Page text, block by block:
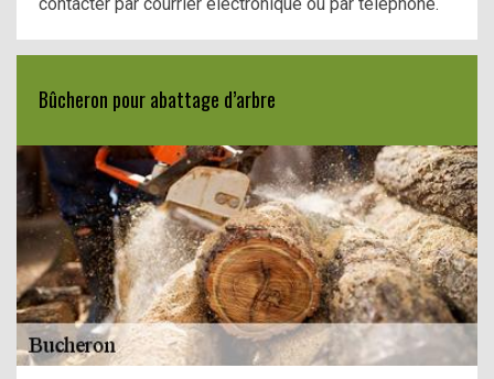
Bûcheron pour abattage d’arbre